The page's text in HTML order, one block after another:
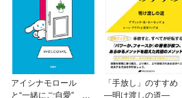
アイシナモロール
と“一緒にご自愛” ～
「手放し」のすすめ
―明け渡しの道―